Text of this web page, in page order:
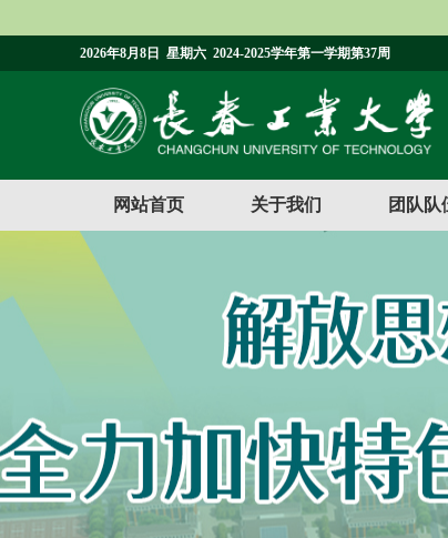
2026年8月8日 星期六 2024-2025学年第一学期第37周
网站首页 关于我们 团队队